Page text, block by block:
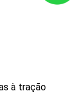
à tração